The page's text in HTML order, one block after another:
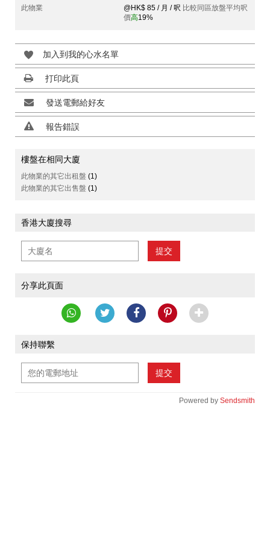
此物業
@HK$ 85 / 月 / 呎 比較同區放盤平均呎
價高19%
加入到我的心水名單
打印此頁
發送電郵給好友
報告錯誤
樓盤在相同大廈
此物業的其它出租盤 (1)
此物業的其它出售盤 (1)
香港大廈搜尋
提交
分享此頁面
保持聯繫
提交
Powered by Sendsmith